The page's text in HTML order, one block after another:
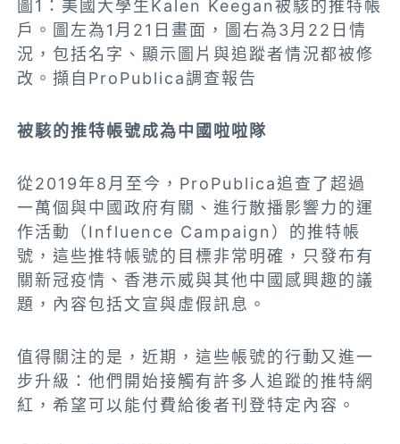
圖1：美國大學生Kalen Keegan被駭的推特帳
戶。圖左為1月21日畫面，圖右為3月22日情
況，包括名字、顯示圖片與追蹤者情況都被修
改。擷自ProPublica調查報告
被駭的推特帳號成為中國啦啦隊
從2019年8月至今，ProPublica追查了超過
一萬個與中國政府有關、進行散播影響力的運
作活動（Influence Campaign）的推特帳
號，這些推特帳號的目標非常明確，只發布有
關新冠疫情、香港示威與其他中國感興趣的議
題，內容包括文宣與虛假訊息。
值得關注的是，近期，這些帳號的行動又進一
步升級：他們開始接觸有許多人追蹤的推特網
紅，希望可以能付費給後者刊登特定內容。